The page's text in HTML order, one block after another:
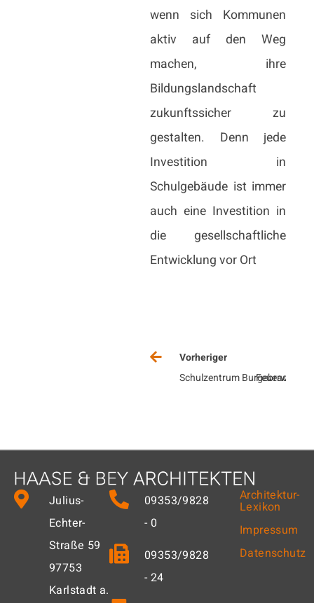
wenn sich Kommunen
aktiv auf den Weg
machen, ihre
Bildungslandschaft
zukunftssicher zu
gestalten. Denn jede
Investition in
Schulgebäude ist immer
auch eine Investition in
die gesellschaftliche
Entwicklung vor Ort
Vorheriger
Schulzentrum Burgebrach
Julius-
Echter-
Straße 59
97753
Karlstadt a.
09353/9828
- 0
09353/9828
- 24
Architektur-
Lexikon
Impressum
Datenschutz